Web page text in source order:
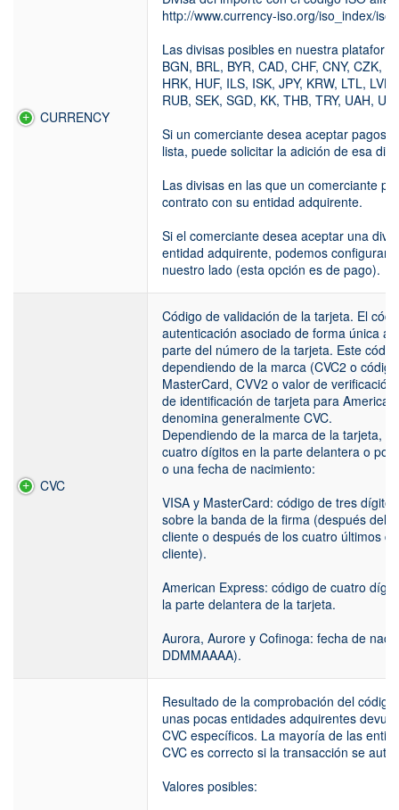
CURRENCY
http://www.currency-iso.org/iso_index/
Las divisas posibles en nuestra
BGN, BRL, BYR, CAD, CHF, CNY, CZK,
HRK, HUF, ILS, ISK, JPY, KRW, LTL,
RUB, SEK, SGD, KK, THB, TRY, UAH,
Si un comerciante desea aceptar pagos
lista, puede solicitar la adición de esa
Las divisas en las que un comerciante
contrato con su entidad adquirente.
Si el comerciante desea aceptar una
entidad adquirente, podemos configurar
nuestro lado (esta opción es de pago).
CVC
Código de validación de la tarjeta. El
autenticación asociado de forma única
parte del número de la tarjeta. Este
dependiendo de la marca (CVC2 o
MasterCard, CVV2 o valor de
de identificación de tarjeta para
denomina generalmente CVC.
Dependiendo de la marca de la tarjeta,
cuatro dígitos en la parte delantera o
o una fecha de nacimiento:
VISA y MasterCard: código de tres
sobre la banda de la firma (después del
cliente o después de los cuatro últimos
cliente).
American Express: código de cuatro
la parte delantera de la tarjeta.
Aurora, Aurore y Cofinoga: fecha de
DDMMAAAA).
Resultado de la comprobación del
unas pocas entidades adquirentes
CVC específicos. La mayoría de las
CVC es correcto si la transacción se
Valores posibles: